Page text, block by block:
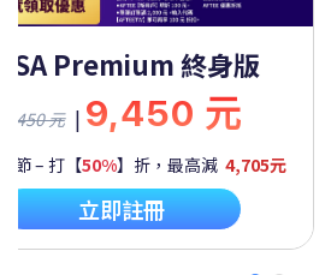
Premium 一年
元 |5,250 元
打【60%】折，最高減2,092元
立即註冊